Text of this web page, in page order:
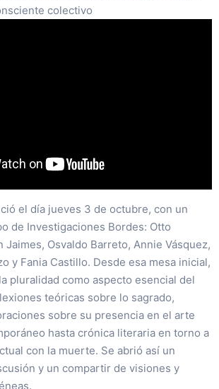
colectivo
el día jueves 3 de octubre, con un
de Investigaciones Bordes: Otto
Jaimes, Osvaldo Barreto, Annie Vásquez,
y Fania Castillo. Desde esa mesa inicial,
pluralidad como aspecto esencial del
teóricas sobre lo sagrado,
sobre su presencia en el arte
hasta crónica literaria en torno a
con la muerte. Se abrió así un
y un compartir de visiones y